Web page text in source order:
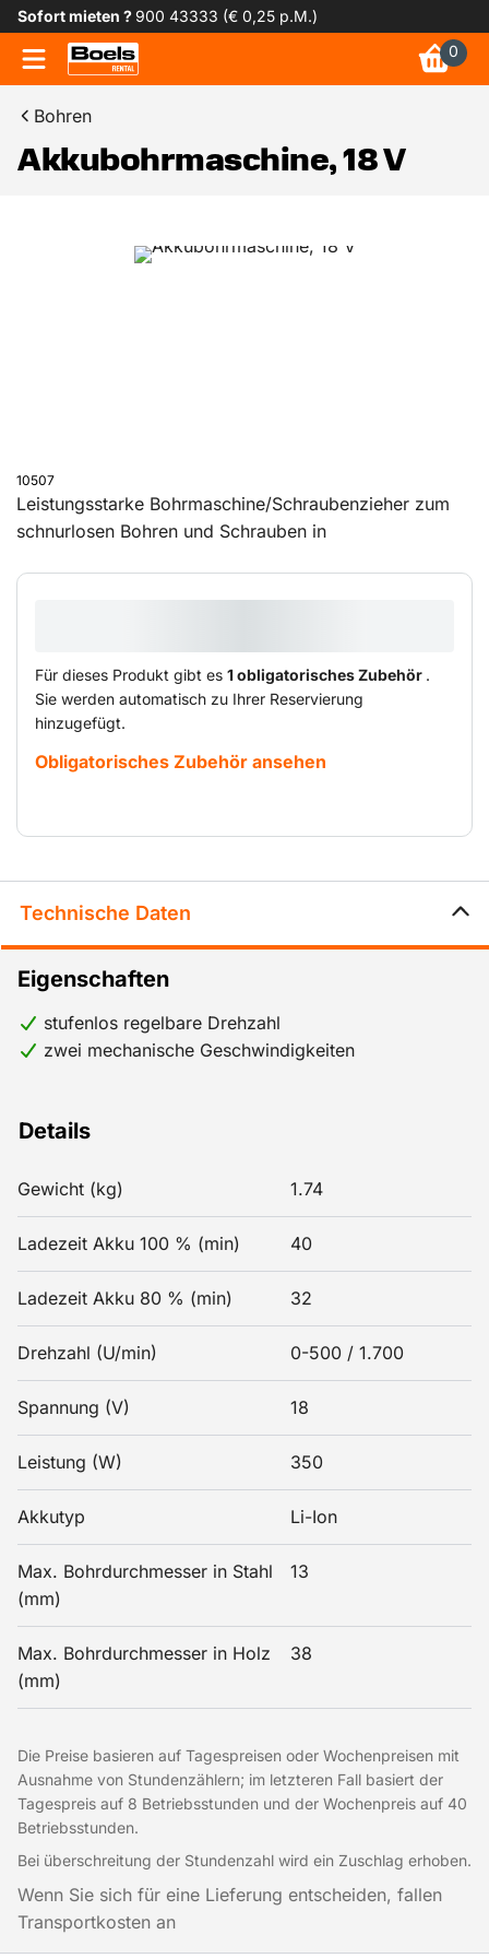
Sofort mieten ?900 43333 (€ 0,25 p.M.)
0
Bohren
Akkubohrmaschine, 18 V
10507
Leistungsstarke Bohrmaschine/Schraubenzieher zum
schnurlosen Bohren und Schrauben in
Für dieses Produkt gibt es 1 obligatorisches Zubehör .
Sie werden automatisch zu Ihrer Reservierung
hinzugefügt.
Obligatorisches Zubehör ansehen
Technische Daten
Details
Gewicht (kg) 1.74
Ladezeit Akku 100 % (min) 40
Ladezeit Akku 80 % (min) 32
Drehzahl (U/min) 0-500 / 1.700
Spannung (V) 18
Leistung (W) 350
Akkutyp Li-Ion
Max. Bohrdurchmesser in Stahl
(mm)
13
Max. Bohrdurchmesser in Holz
(mm)
38
Eigenschaften
stufenlos regelbare Drehzahl
zwei mechanische Geschwindigkeiten
Die Preise basieren auf Tagespreisen oder Wochenpreisen mit
Ausnahme von Stundenzählern; im letzteren Fall basiert der
Tagespreis auf 8 Betriebsstunden und der Wochenpreis auf 40
Betriebsstunden.
Bei überschreitung der Stundenzahl wird ein Zuschlag erhoben.
Wenn Sie sich für eine Lieferung entscheiden, fallen
Transportkosten an